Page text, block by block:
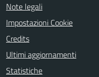
Note legali
Impostazioni Cookie
Credits
Ultimi aggiornamenti
Statistiche